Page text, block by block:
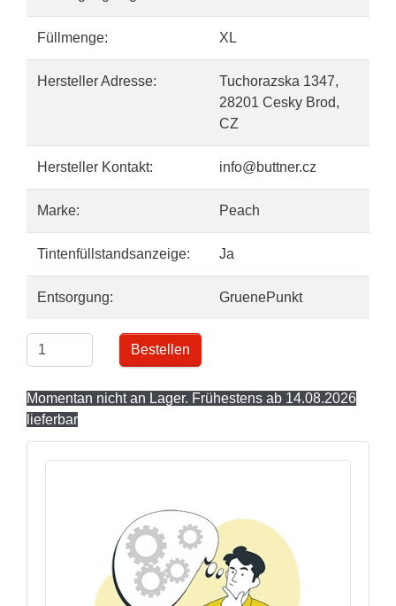
Füllmenge: XL
Hersteller Adresse:
Tuchorazska 1347,
28201 Cesky Brod,
CZ
Hersteller Kontakt: info@buttner.cz
Marke: Peach
Tintenfüllstandsanzeige: Ja
Entsorgung: GruenePunkt
Bestellen
Momentan nicht an Lager. Frühestens ab 14.08.2026
lieferbar